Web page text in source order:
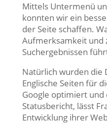
Mittels Untermenü
konnten wir ein
der Seite schaffen.
Aufmerksamkeit und
Suchergebnissen
Natürlich wurden die
Englische Seiten für
Google optimiert
Statusbericht, lässt
Entwicklung ihrer